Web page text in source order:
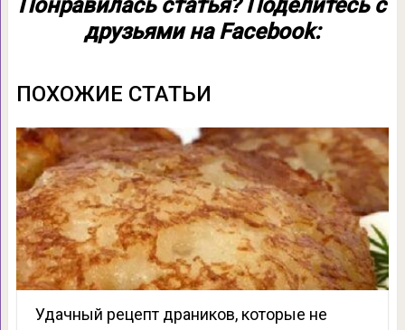
Понравилась статья? Поделитесь с
друзьями на Facebook:
ПОХОЖИЕ СТАТЬИ
Удачный рецепт драников, которые не